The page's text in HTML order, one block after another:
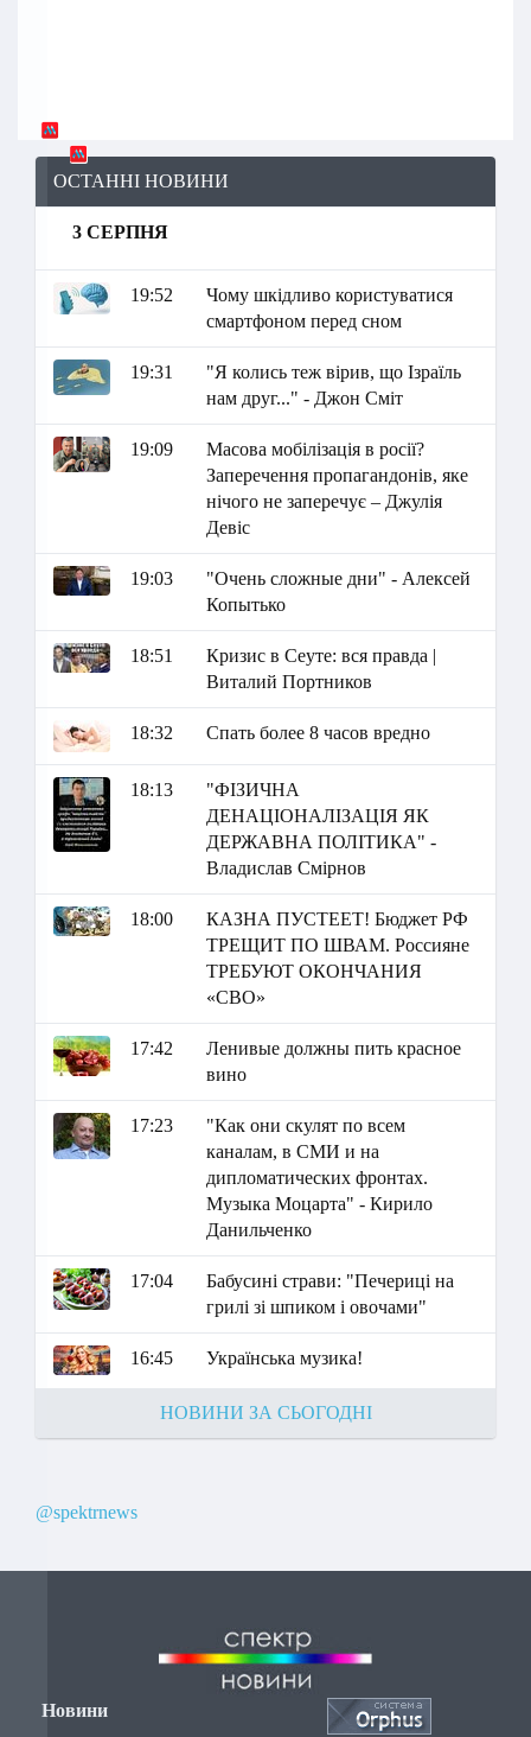
ОСТАННІ НОВИНИ
3 СЕРПНЯ
19:52
Чому шкідливо користуватися
смартфоном перед сном
19:31
"Я колись теж вірив, що Ізраїль
нам друг..." - Джон Сміт
19:09
Масова мобілізація в росії?
Заперечення пропагандонів, яке
нічого не заперечує – Джулія
Девіс
19:03
"Очень сложные дни" - Алексей
Копытько
18:51
Кризис в Сеуте: вся правда |
Виталий Портников
18:32 Спать более 8 часов вредно
18:13
"ФІЗИЧНА
ДЕНАЦІОНАЛІЗАЦІЯ ЯК
ДЕРЖАВНА ПОЛІТИКА" -
Владислав Смірнов
18:00
КАЗНА ПУСТЕЕТ! Бюджет РФ
ТРЕЩИТ ПО ШВАМ. Россияне
ТРЕБУЮТ ОКОНЧАНИЯ
«СВО»
17:42
Ленивые должны пить красное
вино
17:23
"Как они скулят по всем
каналам, в СМИ и на
дипломатических фронтах.
Музыка Моцарта" - Кирило
Данильченко
17:04
Бабусині страви: "Печериці на
грилі зі шпиком і овочами"
16:45 Українська музика!
НОВИНИ ЗА СЬОГОДНІ
@spektrnews
Новини